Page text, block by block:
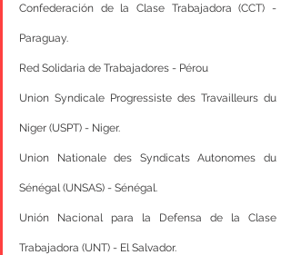
Confederación de la Clase Trabajadora (CCT) -
Paraguay.
Red Solidaria de Trabajadores - Pérou
Union Syndicale Progressiste des Travailleurs du
Niger (USPT) - Niger.
Union Nationale des Syndicats Autonomes du
Sénégal (UNSAS) - Sénégal.
Unión Nacional para la Defensa de la Clase
Trabajadora (UNT) - El Salvador.